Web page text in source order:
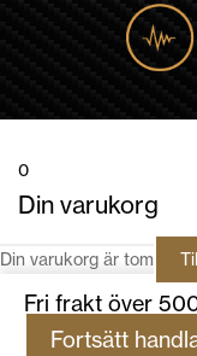
0
Din varukorg
Din varukorg är tom
Fri frakt över
Fortsätt